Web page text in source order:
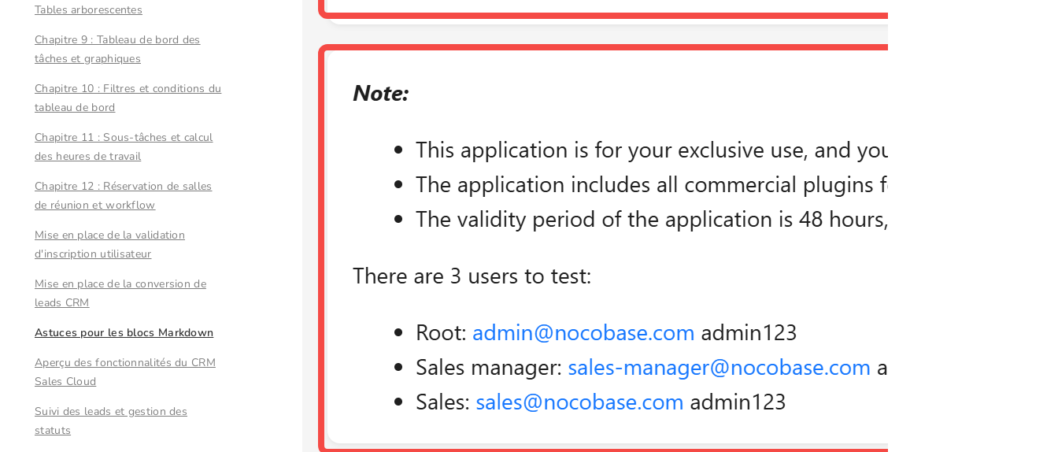
Tables arborescentes
Chapitre 9 : Tableau de bord des
tâches et graphiques
Chapitre 10 : Filtres et conditions du
tableau de bord
Chapitre 11 : Sous-tâches et calcul
des heures de travail
Chapitre 12 : Réservation de salles
de réunion et workflow
Mise en place de la validation
d'inscription utilisateur
Mise en place de la conversion de
leads CRM
Astuces pour les blocs Markdown
Aperçu des fonctionnalités du CRM
Sales Cloud
Suivi des leads et gestion des
statuts